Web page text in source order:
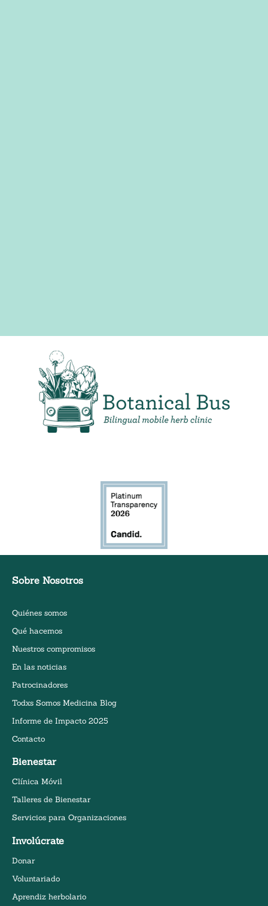
Sobre Nosotros
Quiénes somos
Qué hacemos
Nuestros compromisos
En las noticias
Patrocinadores
Todxs Somos Medicina Blog
Informe de Impacto 2025
Contacto
Bienestar
Clínica Móvil
Talleres de Bienestar
Servicios para Organizaciones
Involúcrate
Donar
Voluntariado
Aprendiz herbolario